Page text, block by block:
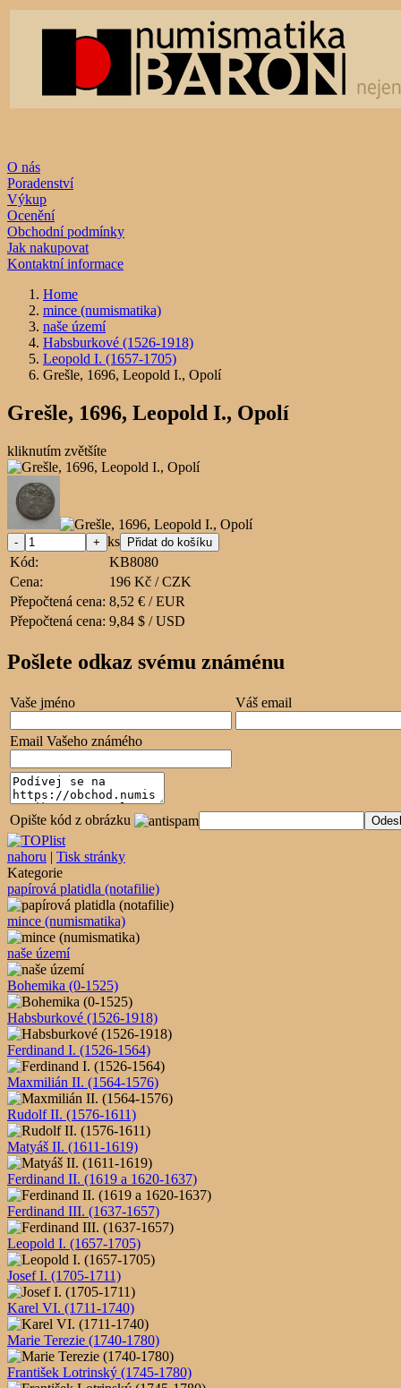
O nás
Poradenství
Výkup
Ocenění
Obchodní podmínky
Jak nakupovat
Kontaktní informace
Home
mince (numismatika)
naše území
Habsburkové (1526-1918)
Leopold I. (1657-1705)
Grešle, 1696, Leopold I., Opolí
Grešle, 1696, Leopold I., Opolí
kliknutím zvětšíte
ks
Kód:
KB8080
Cena:
196 Kč / CZK
Přepočtená cena: 8,52 € / EUR
Přepočtená cena: 9,84 $ / USD
Pošlete odkaz svému známénu
Vaše jméno Váš email
Email Vašeho známého
Opište kód z obrázku
nahoru | Tisk stránky
Kategorie
papírová platidla (notafilie)
mince (numismatika)
naše území
Bohemika (0-1525)
Habsburkové (1526-1918)
Ferdinand I. (1526-1564)
Maxmilián II. (1564-1576)
Rudolf II. (1576-1611)
Matyáš II. (1611-1619)
Ferdinand II. (1619 a 1620-1637)
Ferdinand III. (1637-1657)
Leopold I. (1657-1705)
Josef I. (1705-1711)
Karel VI. (1711-1740)
Marie Terezie (1740-1780)
František Lotrinský (1745-1780)